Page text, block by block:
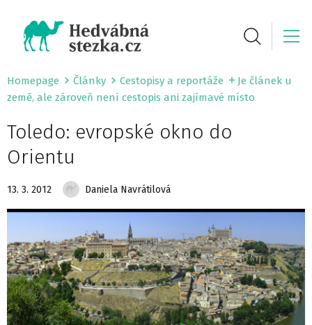
Homepage Články Cestopisy a reportáže
Je článek u
země, ale zároveň není cestopis ani zajímavé místo
Toledo: evropské okno do
Orientu
13. 3. 2012 Daniela Navrátilová